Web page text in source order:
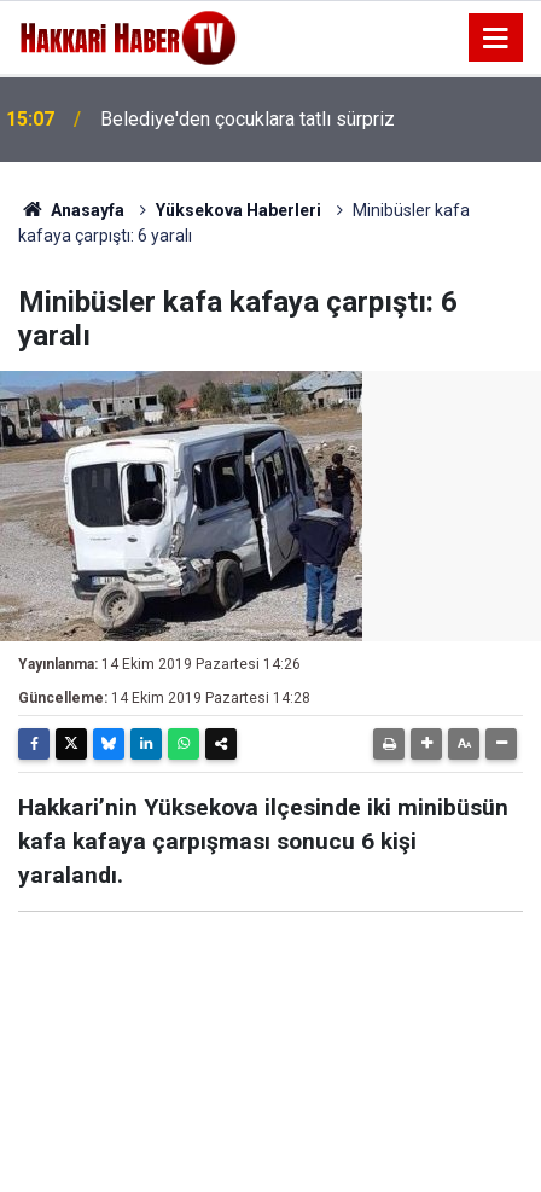
14:41 AK Parti Heyetinden Şemdinli çıkarması
Anasayfa Yüksekova Haberleri
Minibüsler kafa
kafaya çarpıştı: 6 yaralı
Minibüsler kafa kafaya çarpıştı: 6
yaralı
Yayınlanma: 14 Ekim 2019 Pazartesi 14:26
Güncelleme: 14 Ekim 2019 Pazartesi 14:28
Hakkari’nin Yüksekova ilçesinde iki minibüsün
kafa kafaya çarpışması sonucu 6 kişi
yaralandı.